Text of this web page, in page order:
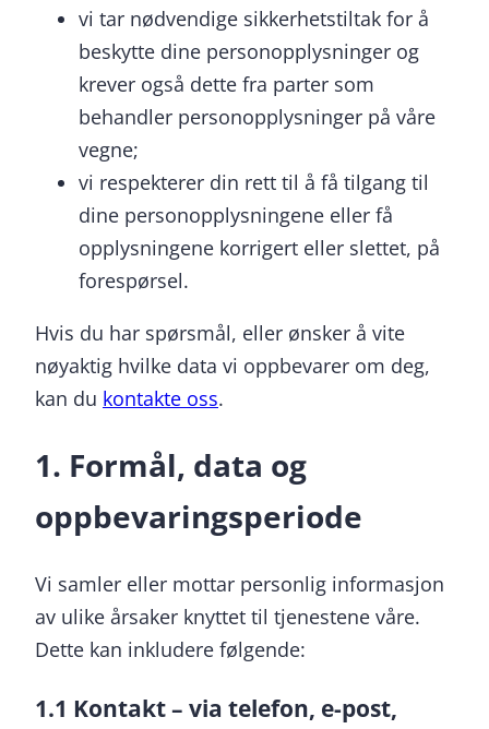
vi tar nødvendige sikkerhetstiltak for å
beskytte dine personopplysninger og
krever også dette fra parter som
behandler personopplysninger på våre
vegne;
vi respekterer din rett til å få tilgang til
dine personopplysningene eller få
opplysningene korrigert eller slettet, på
forespørsel.
Hvis du har spørsmål, eller ønsker å vite
nøyaktig hvilke data vi oppbevarer om deg,
kan du kontakte oss.
1. Formål, data og
oppbevaringsperiode
Vi samler eller mottar personlig informasjon
av ulike årsaker knyttet til tjenestene våre.
Dette kan inkludere følgende:
1.1 Kontakt – via telefon, e-post,